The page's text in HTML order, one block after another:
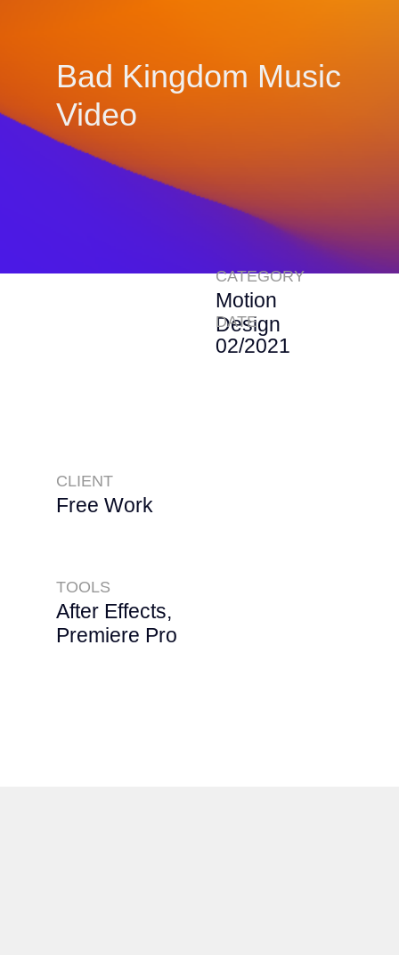
Bad Kingdom Music
Video
CLIENT
Free Work
CATEGORY
Motion
Design
TOOLS
After Effects,
Premiere Pro
DATE
02/2021